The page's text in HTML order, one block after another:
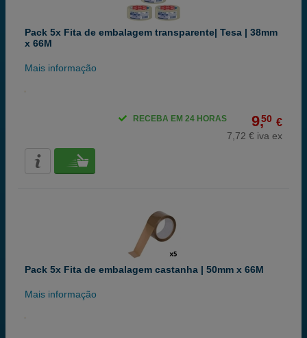
Pack 5x Fita de embalagem transparente| Tesa | 38mm
x 66M
Mais informação
9,50 €
7,72 € iva ex
RECEBA EM 24 HORAS
Pack 5x Fita de embalagem castanha | 50mm x 66M
Mais informação